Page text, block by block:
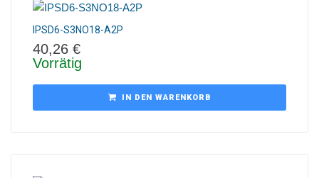
IPSD6-S3NO18-A2P
40,26 €
Vorrätig
IN DEN WARENKORB